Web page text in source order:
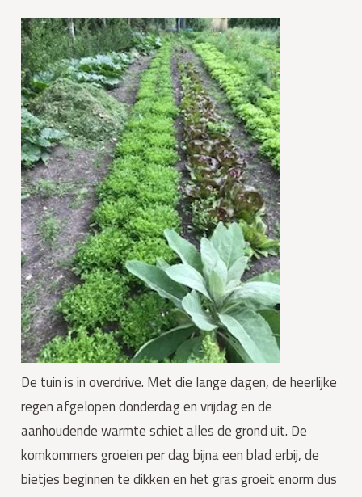
De tuin is in overdrive. Met die lange dagen, de heerlijke
regen afgelopen donderdag en vrijdag en de
aanhoudende warmte schiet alles de grond uit. De
komkommers groeien per dag bijna een blad erbij, de
bietjes beginnen te dikken en het gras groeit enorm dus